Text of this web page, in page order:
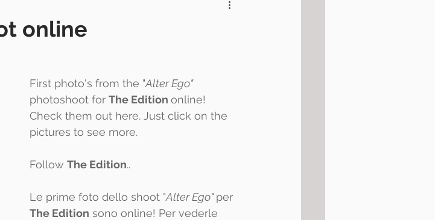
online
First photo's from the "Alter Ego"
photoshoot for The Edition online!
Check them out here. Just click on the
pictures to see more.
Follow The Edition..
Le prime foto dello shoot "Alter Ego" per
The Edition sono online! Per vederle